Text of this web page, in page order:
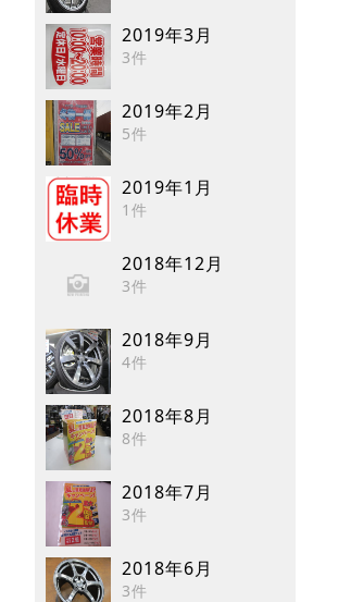
2019年3月
3件
2019年2月
5件
2019年1月
1件
2018年12月
3件
2018年9月
4件
2018年8月
8件
2018年7月
3件
2018年6月
3件